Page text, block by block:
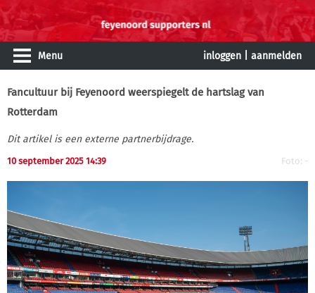
Menu inloggen aanmelden
Fancultuur bij Feyenoord weerspiegelt de hartslag van
Rotterdam
Dit artikel is een externe partnerbijdrage.
10 september 2025 14:39 Foto: -